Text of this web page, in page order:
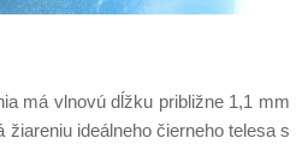
má vlnovú dĺžku približne 1,1 mm
ideálneho čierneho telesa s